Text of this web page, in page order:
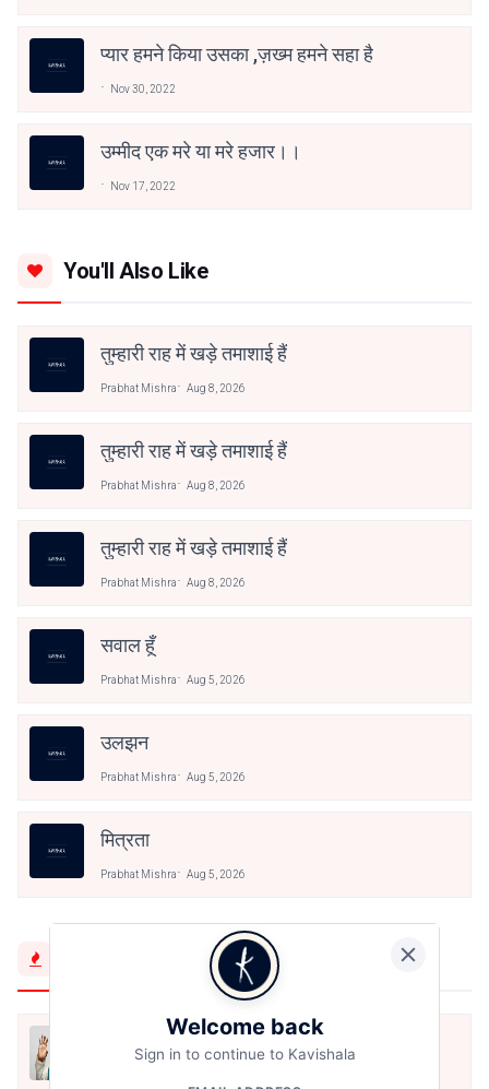
प्यार हमने किया उसका ,ज़ख्म हमने सहा है
Nov 30, 2022
उम्मीद एक मरे या मरे हजार।।
Nov 17, 2022
You'll Also Like
तुम्हारी राह में खड़े तमाशाई हैं
Prabhat Mishra Aug 8, 2026
तुम्हारी राह में खड़े तमाशाई हैं
Prabhat Mishra Aug 8, 2026
तुम्हारी राह में खड़े तमाशाई हैं
Prabhat Mishra Aug 8, 2026
सवाल हूँ
Prabhat Mishra Aug 5, 2026
उलझन
Prabhat Mishra Aug 5, 2026
मित्रता
Prabhat Mishra Aug 5, 2026
मैं शून्य पे सवार हूँ
Welcome back
Sign in to continue to Kavishala